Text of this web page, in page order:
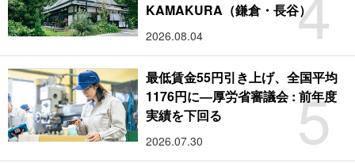
KAMAKURA（鎌倉・長谷）
2026.08.04
5
最低賃金55円引き上げ、全国平均
1176円に―厚労省審議会 : 前年度
実績を下回る
2026.07.30